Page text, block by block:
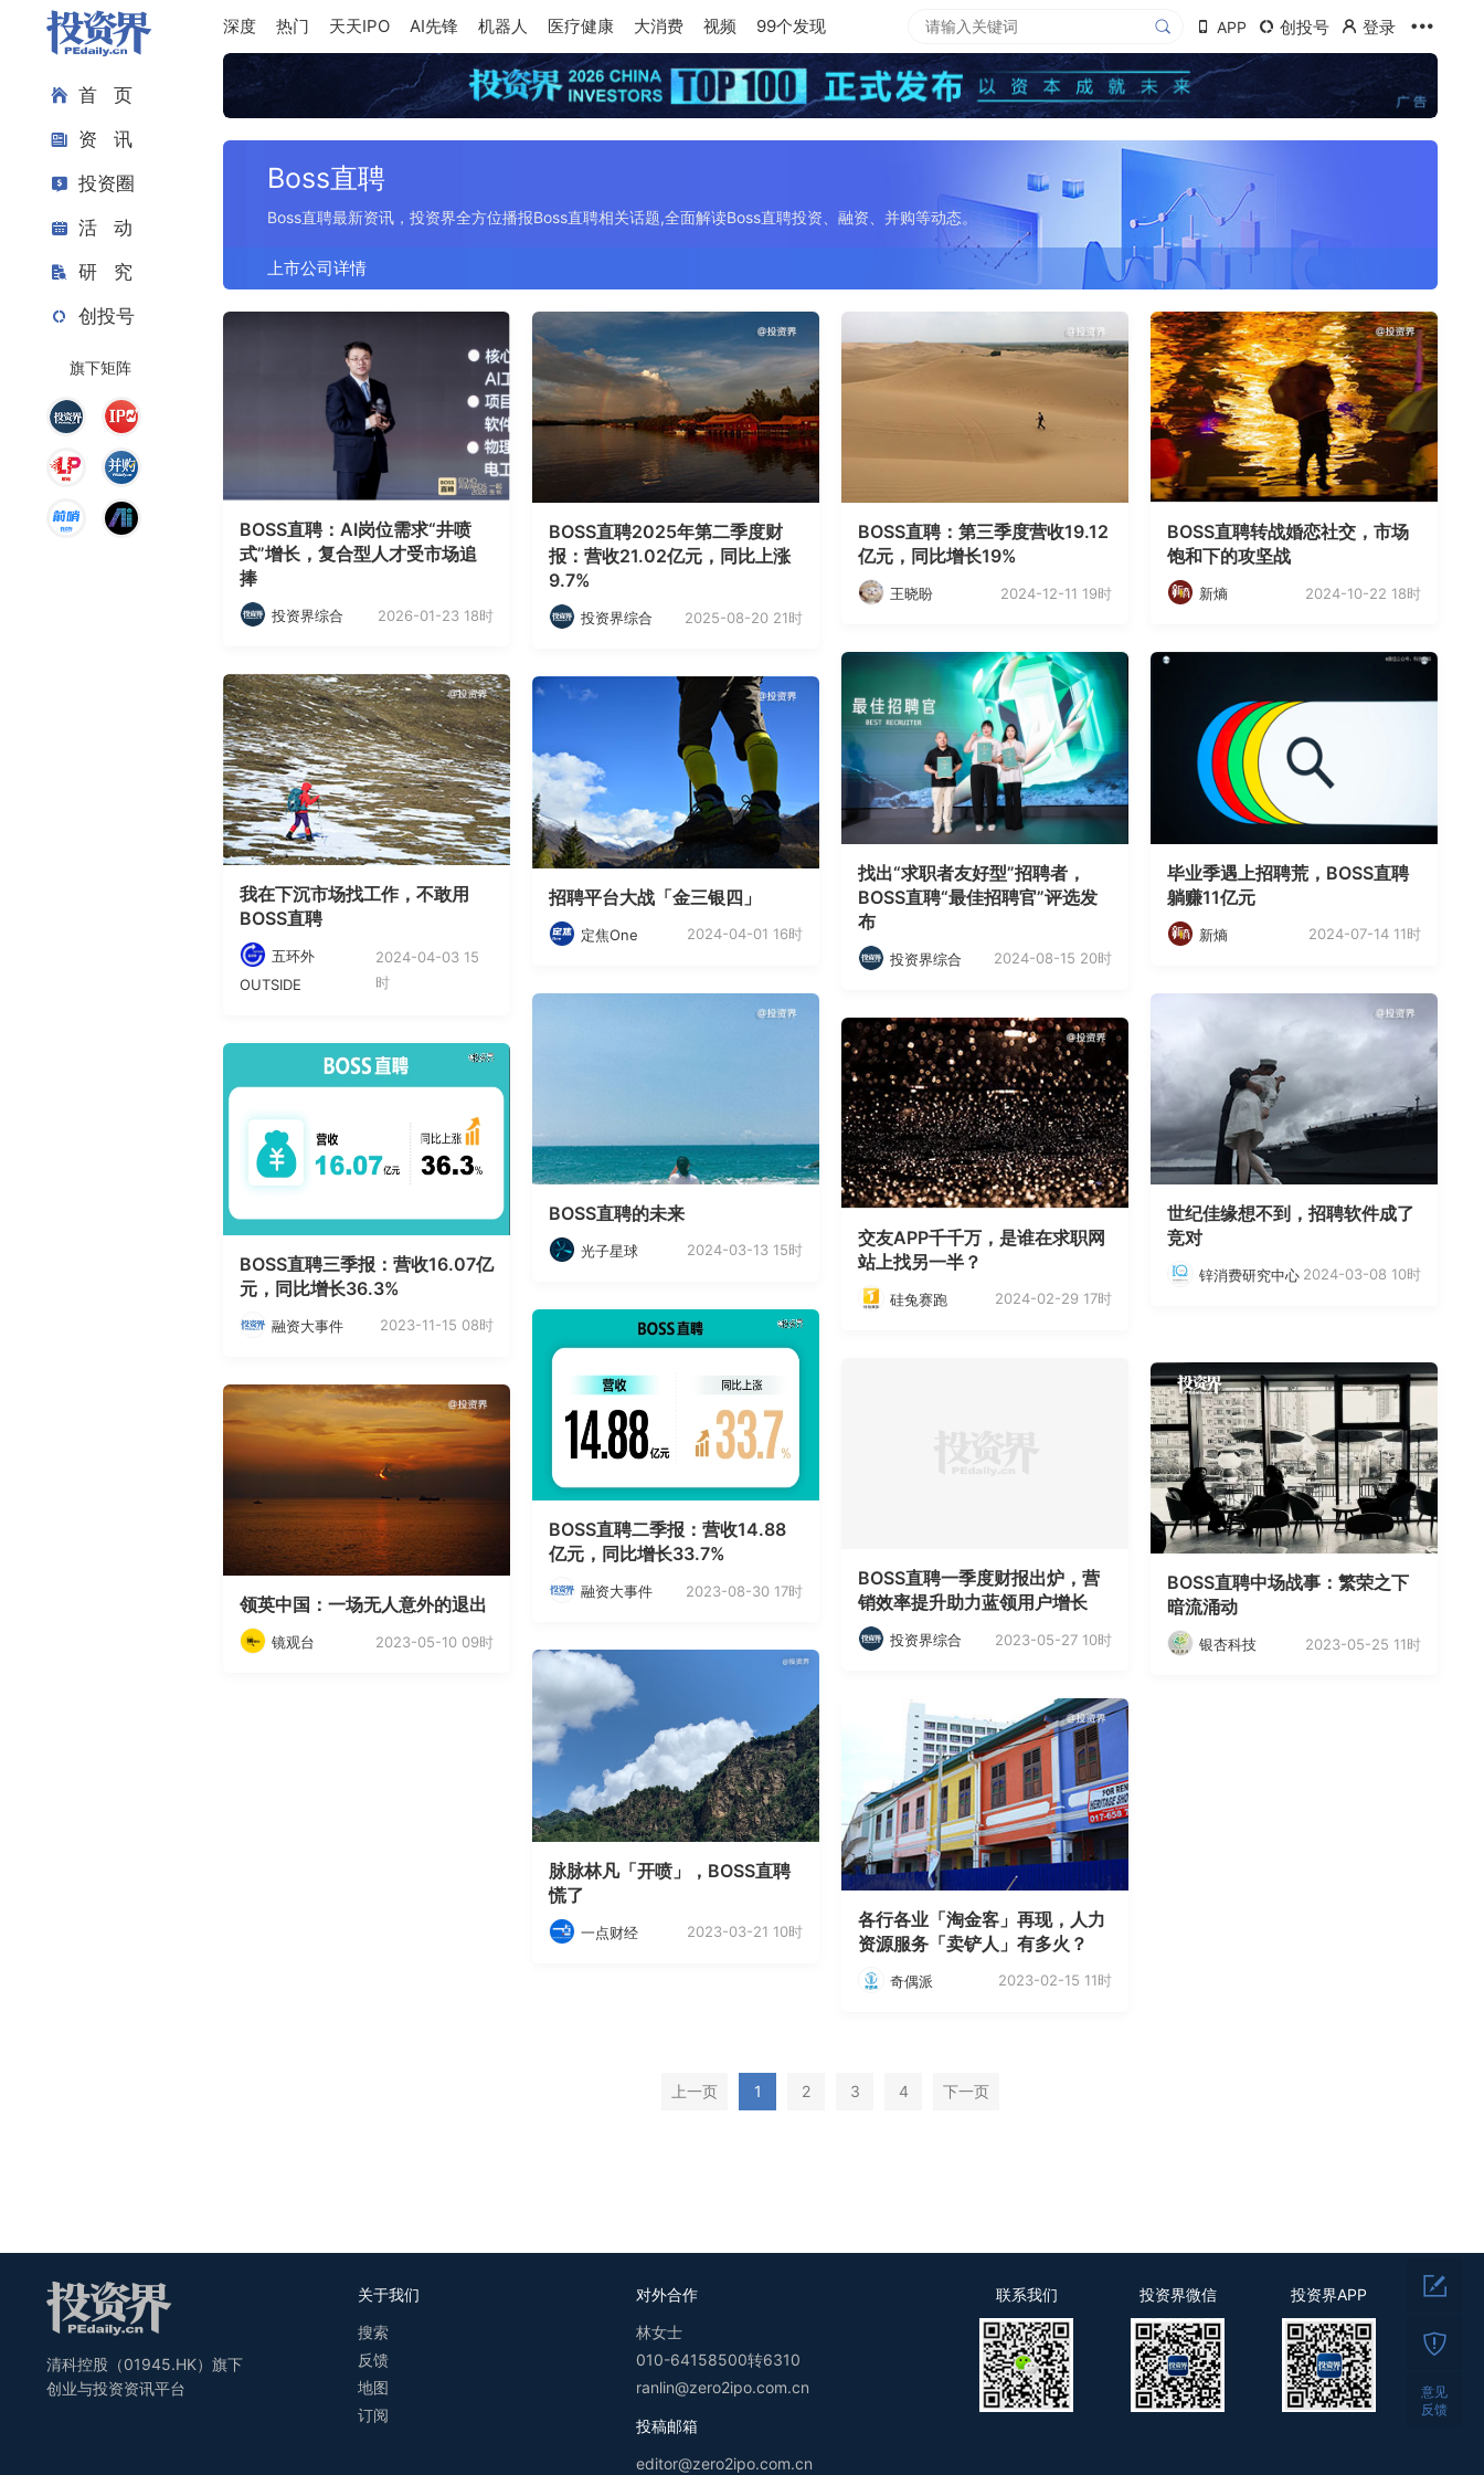
首 页
资 讯
投资圈
活 动
研 究
创投号
旗下矩阵
深度 热门 天天IPO AI先锋 机器人 医疗健康 大消费 视频 99个发现 APP 创投号 登录
Boss直聘
Boss直聘最新资讯，投资界全方位播报Boss直聘相关话题,全面解读Boss直聘投资、融资、并购等动态。
上市公司详情
BOSS直聘：AI岗位需求“井喷
式”增长，复合型人才受市场追
捧
投资界综合 2026-01-23 18时
BOSS直聘2025年第二季度财
报：营收21.02亿元，同比上涨
9.7%
投资界综合 2025-08-20 21时
BOSS直聘：第三季度营收19.12
亿元，同比增长19%
王晓盼 2024-12-11 19时
BOSS直聘转战婚恋社交，市场
饱和下的攻坚战
新熵 2024-10-22 18时
找出“求职者友好型”招聘者，
BOSS直聘“最佳招聘官”评选发
布
投资界综合 2024-08-15 20时
毕业季遇上招聘荒，BOSS直聘
躺赚11亿元
新熵 2024-07-14 11时
我在下沉市场找工作，不敢用
BOSS直聘
五环外
OUTSIDE
2024-04-03 15
时
招聘平台大战「金三银四」
定焦One 2024-04-01 16时
BOSS直聘的未来
光子星球 2024-03-13 15时
世纪佳缘想不到，招聘软件成了
竞对
锌消费研究中心 2024-03-08 10时
交友APP千千万，是谁在求职网
站上找另一半？
硅兔赛跑 2024-02-29 17时
BOSS直聘三季报：营收16.07亿
元，同比增长36.3%
融资大事件 2023-11-15 08时
BOSS直聘二季报：营收14.88
亿元，同比增长33.7%
融资大事件 2023-08-30 17时
BOSS直聘一季度财报出炉，营
销效率提升助力蓝领用户增长
投资界综合 2023-05-27 10时
BOSS直聘中场战事：繁荣之下
暗流涌动
银杏科技 2023-05-25 11时
领英中国：一场无人意外的退出
镜观台 2023-05-10 09时
脉脉林凡「开喷」，BOSS直聘
慌了
一点财经 2023-03-21 10时
各行各业「淘金客」再现，人力
资源服务「卖铲人」有多火？
奇偶派 2023-02-15 11时
上一页 1 2 3 4 下一页
清科控股（01945.HK）旗下
创业与投资资讯平台
关于我们
搜索
反馈
地图
订阅
对外合作
林女士
010-64158500转6310
ranlin@zero2ipo.com.cn
投稿邮箱
editor@zero2ipo.com.cn
联系我们 投资界微信 投资界APP
意见
反馈